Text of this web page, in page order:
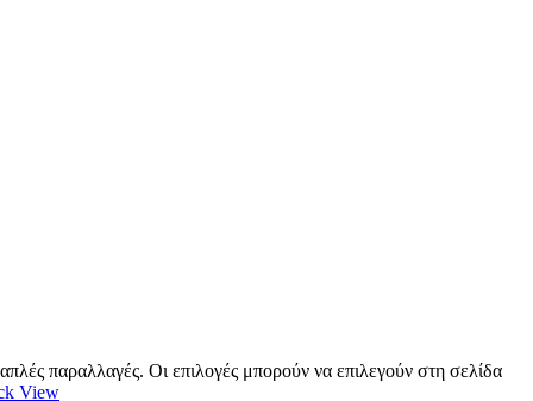
παραλλαγές. Οι επιλογές μπορούν να επιλεγούν στη σελίδα
View